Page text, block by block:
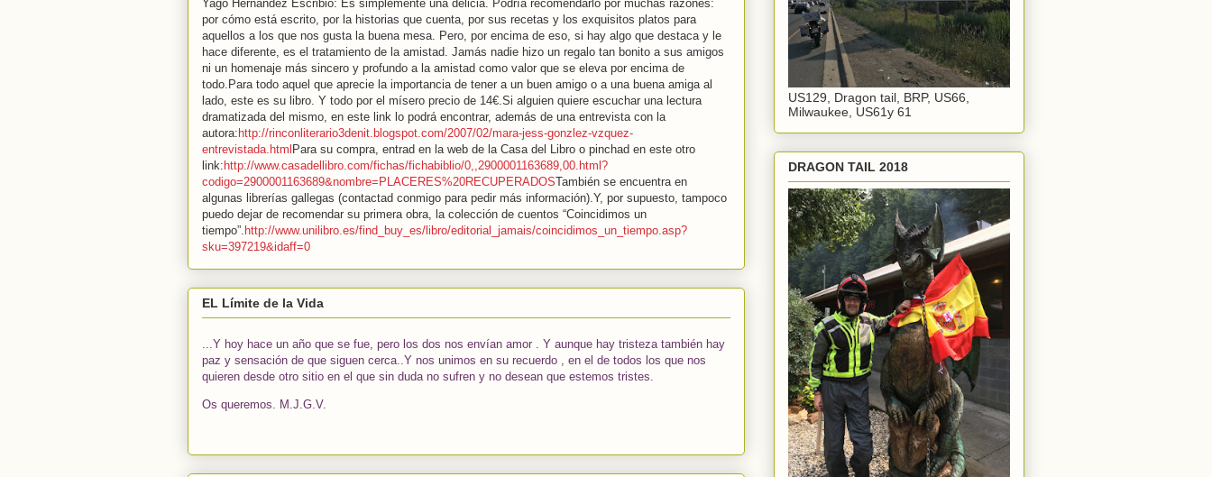
Yago Hernández Escribió: Es simplemente una delicia. Podría recomendarlo por muchas razones:
por cómo está escrito, por la historias que cuenta, por sus recetas y los exquisitos platos para
aquellos a los que nos gusta la buena mesa. Pero, por encima de eso, si hay algo que destaca y le
hace diferente, es el tratamiento de la amistad. Jamás nadie hizo un regalo tan bonito a sus amigos
ni un homenaje más sincero y profundo a la amistad como valor que se eleva por encima de
todo.Para todo aquel que aprecie la importancia de tener a un buen amigo o a una buena amiga al
lado, este es su libro. Y todo por el mísero precio de 14€.Si alguien quiere escuchar una lectura
dramatizada del mismo, en este link lo podrá encontrar, además de una entrevista con la
autora: http://rinconliterario3denit.blogspot.com/2007/02/mara-jess-gonzlez-vzquez-
entrevistada.html Para su compra, entrad en la web de la Casa del Libro o pinchad en este otro
link: http://www.casadellibro.com/fichas/fichabiblio/0,,2900001163689,00.html?
codigo=2900001163689&nombre=PLACERES%20RECUPERADOSTambién se encuentra en
algunas librerías gallegas (contactad conmigo para pedir más información).Y, por supuesto, tampoco
puedo dejar de recomendar su primera obra, la colección de cuentos “Coincidimos un
tiempo”. http://www.unilibro.es/find_buy_es/libro/editorial_jamais/coincidimos_un_tiempo.asp?
sku=397219&idaff=0
EL Límite de la Vida
...Y hoy hace un año que se fue, pero los dos nos envían amor . Y aunque hay tristeza también hay
paz y sensación de que siguen cerca..Y nos unimos en su recuerdo , en el de todos los que nos
quieren desde otro sitio en el que sin duda no sufren y no desean que estemos tristes.
Os queremos. M.J.G.V.
US129, Dragon tail, BRP, US66,
Milwaukee, US61y 61
DRAGON TAIL 2018